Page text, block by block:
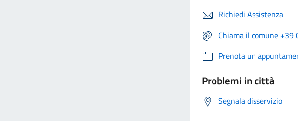
Richiedi Assistenza
Chiama il comune +39
Prenota un
Problemi in città
Segnala disservizio